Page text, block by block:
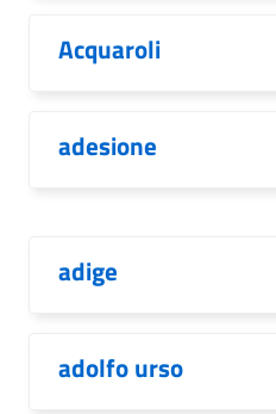
Acquaroli
adesione
adige
adolfo urso